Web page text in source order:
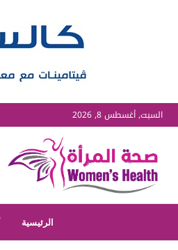
السبت, أغسطس 8, 2026
الرئيسية